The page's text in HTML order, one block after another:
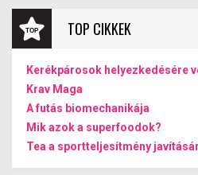
TOP CIKKEK
Kerékpárosok helyezkedésére
Krav Maga
A futás biomechanikája
Mik azok a superfoodok?
Tea a sportteljesítmény